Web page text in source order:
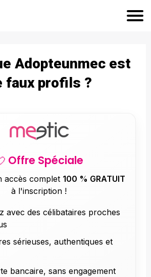
Adopteunmec est
faux profils ?
Offre Spéciale
accès complet 100 % GRATUIT
à l'inscription !
avec des célibataires proches
sérieuses, authentiques et
bancaire, sans engagement